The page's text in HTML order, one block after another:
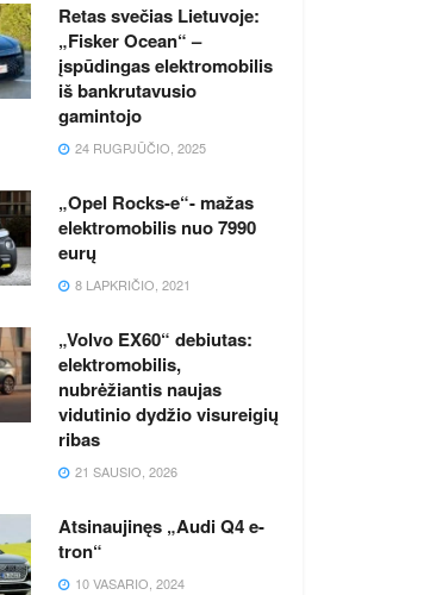
Retas svečias Lietuvoje:
„Fisker Ocean“ –
įspūdingas elektromobilis
iš bankrutavusio
gamintojo
24 RUGPJŪČIO, 2025
„Opel Rocks-e“- mažas
elektromobilis nuo 7990
eurų
8 LAPKRIČIO, 2021
„Volvo EX60“ debiutas:
elektromobilis,
nubrėžiantis naujas
vidutinio dydžio visureigių
ribas
21 SAUSIO, 2026
Atsinaujinęs „Audi Q4 e-
tron“
10 VASARIO, 2024